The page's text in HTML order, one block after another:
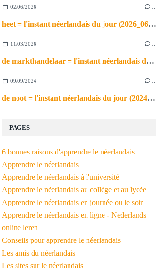
02/06/2026
heet = l'instant néerlandais du jour (2026_06_02)
11/03/2026
de markthandelaar = l'instant néerlandais du jour (2026_03_11)
09/09/2024
de noot = l'instant néerlandais du jour (2024_09_09)
PAGES
6 bonnes raisons d'apprendre le néerlandais
Apprendre le néerlandais
Apprendre le néerlandais à l'université
Apprendre le néerlandais au collège et au lycée
Apprendre le néerlandais en journée ou le soir
Apprendre le néerlandais en ligne - Nederlands
online leren
Conseils pour apprendre le néerlandais
Les amis du néerlandais
Les sites sur le néerlandais